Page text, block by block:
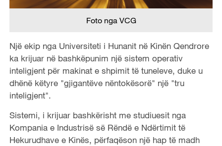
Foto nga VCG
Një ekip nga Universiteti i Hunanit në Kinën Qendrore
ka krijuar në bashkëpunim një sistem operativ
inteligjent për makinat e shpimit të tuneleve, duke u
dhënë këtyre "gjigantëve nëntokësorë" një "tru
inteligjent".
Sistemi, i krijuar bashkërisht me studiuesit nga
Kompania e Industrisë së Rëndë e Ndërtimit të
Hekurudhave e Kinës, përfaqëson një hap të madh